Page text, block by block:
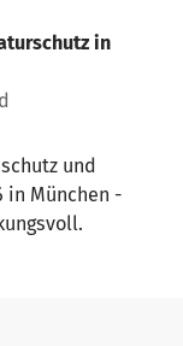
in
und
in München -